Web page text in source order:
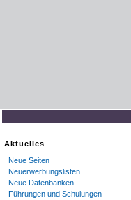
Aktuelles
Neue Seiten
Neuerwerbungslisten
Neue Datenbanken
Führungen und Schulungen